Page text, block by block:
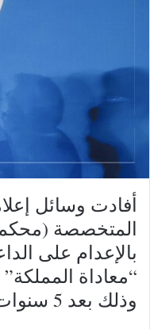
أفادت وسائل
المتخصصة
بالإعدام على
“معاداة
وذلك بعد 5 سنوات من اعتقاله.